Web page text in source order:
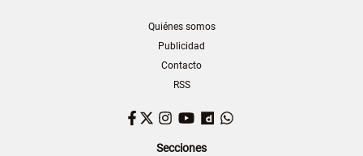
Quiénes somos
Publicidad
Contacto
RSS
Facebook
TwitterInstagram
YouTubeDailymotion
Secciones